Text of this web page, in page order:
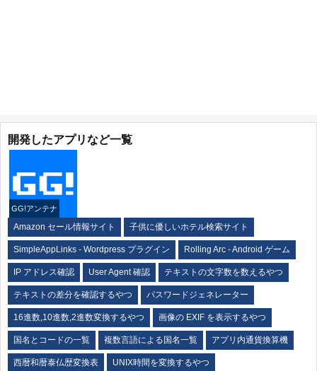
開発したアプリなど一覧
GG!アンテナ
Amazon セール情報サイト 子供に優しいホテル検索サイト
SimpleAppLinks - Wordpress プラグイン Rolling Arc - Android ゲーム
IP アドレス確認 User Agent 確認 テキストの文字数を数えるやつ
テキストの差分を確認するやつ パスワードジェネレーター
16進数,10進数,2進数変換するやつ 画像の EXIF を表示するやつ
国名とコードの一覧 複数言語による国名一覧 アプリ内通貨換算機
西暦和暦泰仏歴変換表 UNIX時間を変換するやつ